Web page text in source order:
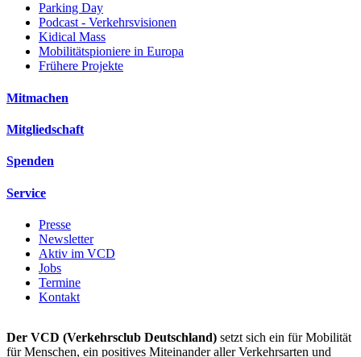
Parking Day
Podcast - Verkehrsvisionen
Kidical Mass
Mobilitätspioniere in Europa
Frühere Projekte
Mitmachen
Mitgliedschaft
Spenden
Service
Presse
Newsletter
Aktiv im VCD
Jobs
Termine
Kontakt
Der VCD (Verkehrsclub Deutschland) setzt sich ein für Mobilität
für Menschen, ein positives Miteinander aller Verkehrsarten und